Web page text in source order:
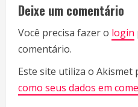
n
u
e
R
Deixe um comentário
Você precisa fazer o login
comentário.
Este site utiliza o Akismet
como seus dados em